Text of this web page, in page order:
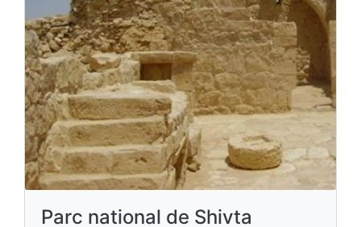
Parc national de Shivta